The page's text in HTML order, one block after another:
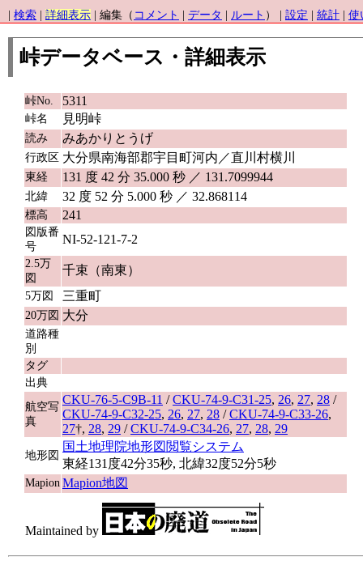
検索 詳細表示 | 編集（ コメント データ ルート ） | 設定 統計 使
峠データベース・詳細表示
峠No. 5311
峠名 見明峠
読み みあかりとうげ
行政区 大分県南海部郡宇目町河内／直川村横川
東経 131 度 42 分 35.000 秒 ／ 131.7099944
北緯 32 度 52 分 5.000 秒 ／ 32.868114
標高 241
図版番
号
NI-52-121-7-2
2.5万
図
千束（南東）
5万図 三重町
20万図 大分
道路種
別
タグ
出典
航空写
真
CKU-76-5-C9B-11 /CKU-74-9-C31-25, 26, 27, 28 /
CKU-74-9-C32-25, 26, 27, 28 /CKU-74-9-C33-26,
27†, 28, 29 /CKU-74-9-C34-26, 27, 28, 29
地形図
国土地理院地形図閲覧システム
東経131度42分35秒, 北緯32度52分5秒
Mapion Mapion地図
Maintained by